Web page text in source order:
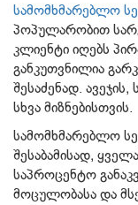
სამომხმარებლო
პოპულარობით
კლიენტი იღებს
განკუთვნილია
შესაძენად.
სხვა მიზნებისთვის.
სამომხმარებლო
შესაბამისად,
საპროცენტო
მოცულობასა და